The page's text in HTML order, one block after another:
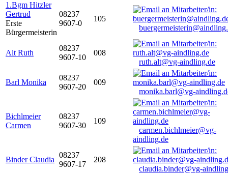
1.Bgm Hitzler
Gertrud
Erste
Bürgermeisterin
08237
9607-0
105
Alt Ruth
08237
9607-10
008
ruth.alt@vg-aindling.de
Barl Monika
08237
9607-20
009
monika.barl@vg-
Bichlmeier
Carmen
08237
9607-30
109
carmen.bichlmeier@vg-
aindling.de
Binder Claudia
08237
9607-17
208
claudia.binder@vg-